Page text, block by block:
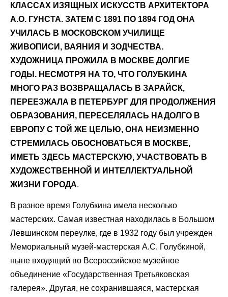
КЛАССАХ ИЗЯЩНЫХ ИСКУССТВ АРХИТЕКТОРА
А.О. ГУНСТА. ЗАТЕМ С 1891 ПО 1894 ГОД ОНА
УЧИЛАСЬ В МОСКОВСКОМ УЧИЛИЩЕ
ЖИВОПИСИ, ВАЯНИЯ И ЗОДЧЕСТВА.
ХУДОЖНИЦА ПРОЖИЛА В МОСКВЕ ДОЛГИЕ
ГОДЫ. НЕСМОТРЯ НА ТО, ЧТО ГОЛУБКИНА
МНОГО РАЗ ВОЗВРАЩАЛАСЬ В ЗАРАЙСК,
ПЕРЕЕЗЖАЛА В ПЕТЕРБУРГ ДЛЯ ПРОДОЛЖЕНИЯ
ОБРАЗОВАНИЯ, ПЕРЕСЕЛЯЛАСЬ НАДОЛГО В
ЕВРОПУ С ТОЙ ЖЕ ЦЕЛЬЮ, ОНА НЕИЗМЕННО
СТРЕМИЛАСЬ ОБОСНОВАТЬСЯ В МОСКВЕ,
ИМЕТЬ ЗДЕСЬ МАСТЕРСКУЮ, УЧАСТВОВАТЬ В
ХУДОЖЕСТВЕННОЙ И ИНТЕЛЛЕКТУАЛЬНОЙ
ЖИЗНИ ГОРОДА.
В разное время Голубкина имела несколько
мастерских. Самая известная находилась в Большом
Левшинском переулке, где в 1932 году был учрежден
Мемориальный музей-мастерская А.С. Голубкиной,
ныне входящий во Всероссийское музейное
объединение «Государственная Третьяковская
галерея». Другая, не сохранившаяся, мастерская